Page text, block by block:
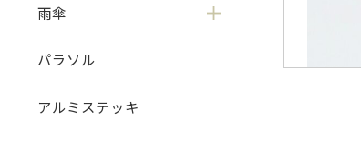
雨傘
パラソル
アルミステッキ